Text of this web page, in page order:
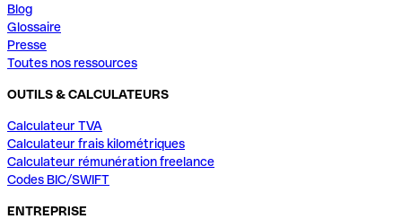
Blog
Glossaire
Presse
Toutes nos ressources
OUTILS & CALCULATEURS
Calculateur TVA
Calculateur frais kilométriques
Calculateur rémunération freelance
Codes BIC/SWIFT
ENTREPRISE